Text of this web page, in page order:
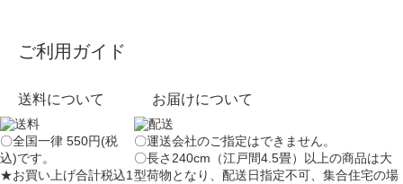
ご利用ガイド
送料について
〇全国一律 550円(税
込)です。
★お買い上げ合計税込1
お届けについて
〇運送会社のご指定はできません。
〇長さ240cm（江戸間4.5畳）以上の商品は大
型荷物となり、配送日指定不可、集合住宅の場